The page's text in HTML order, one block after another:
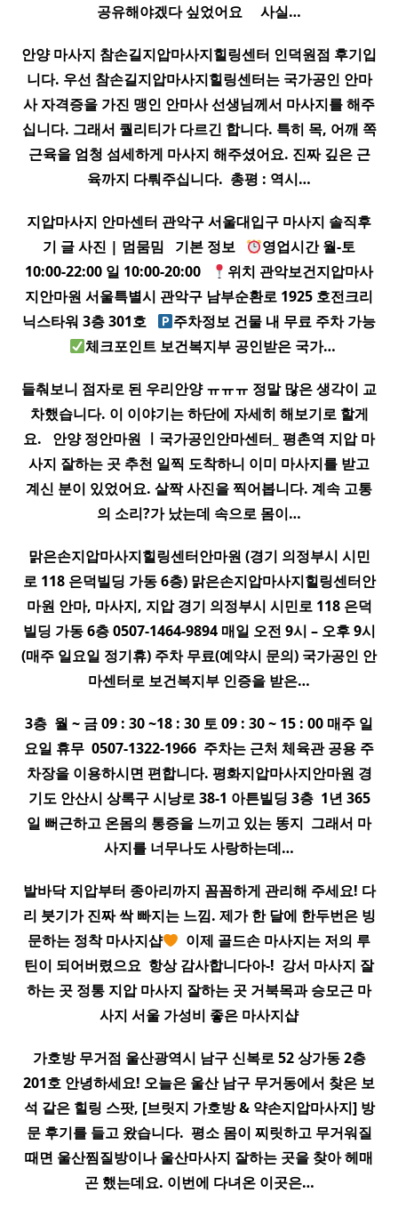
공유해야겠다 싶었어요 ​ ​ ​ ​ 사실…
안양마사지 참손길지압마사지힐링센터 인덕원점 후기입
니다. 우선 참손길지압마사지힐링센터는 국가공인 안마
사 자격증을 가진 맹인 안마사 선생님께서 마사지를 해주
십니다. 그래서 퀄리티가 다르긴 합니다. 특히 목, 어깨 쪽
근육을 엄청 섬세하게 마사지 해주셨어요. 진짜 깊은 근
육까지 다뤄주십니다. ​ 총평 : 역시…
지압마사지 안마센터 관악구 서울대입구 마사지 솔직후
기 글 사진 | 멈뭄밈 ​ ​ 기본 정보 ​ ​
영업시간 월-토
10:00-22:00 일 10:00-20:00 ​ ​
위치 관악보건지압마사
지안마원 서울특별시 관악구 남부순환로 1925 호전크리
닉스타워 3층 301호 ​ ​
주차정보 건물 내 무료 주차 가능
체크포인트 보건복지부 공인받은 국가…
들춰보니 점자로 된 우리안양 ㅠㅠㅠ 정말 많은 생각이 교
차했습니다. 이 이야기는 하단에 자세히 해보기로 할게
요. ​ ​ 안양 정안마원 ㅣ국가공인안마센터_ 평촌역 지압 마
사지 잘하는 곳 추천 일찍 도착하니 이미 마사지를 받고
계신 분이 있었어요. 살짝 사진을 찍어봅니다. 계속 고통
의 소리?가 났는데 속으로 몸이…
맑은손지압마사지힐링센터안마원 (경기 의정부시 시민
로 118 은덕빌딩 가동 6층) 맑은손지압마사지힐링센터안
마원 안마, 마사지, 지압경기 의정부시 시민로 118 은덕
빌딩 가동 6층 0507-1464-9894 매일 오전 9시 – 오후 9시
(매주 일요일 정기휴) 주차 무료(예약시 문의) 국가공인 안
마센터로 보건복지부 인증을 받은…
3층 ​ 월 ~ 금 09 : 30 ~18 : 30 토 09 : 30 ~ 15 : 00 매주 일
요일 휴무 ​ 0507-1322-1966 ​ 주차는 근처 체육관 공용 주
차장을 이용하시면 편합니다. 평화지압마사지안마원 경
기도 안산시 상록구 시낭로 38-1 아튼빌딩 3층 ​ 1년 365
일 뻐근하고 온몸의 통증을 느끼고 있는 똥지 ​ 그래서 마
사지를 너무나도 사랑하는데…
발바닥지압부터 종아리까지 꼼꼼하게 관리해 주세요! 다
리 붓기가 진짜 싹 빠지는 느낌. 제가 한 달에 한두번은 빙
문하는 정착마사지샵 ​ 이제 골드손 마사지는 저의 루
틴이 되어버렸으요 ​ 항상 감사합니다아-! ​ 강서 마사지 잘
하는 곳 정통 지압 마사지 잘하는 곳 거북목과 승모근 마
사지 서울 가성비 좋은 마사지샵
가호방 무거점 울산광역시 남구 신복로 52 상가동 2층
201호 안녕하세요! 오늘은 울산 남구 무거동에서 찾은 보
석 같은 힐링 스팟, [브릿지 가호방 & 약손지압마사지] 방
문 후기를 들고 왔습니다. ​ 평소 몸이 찌릿하고 무거워질
때면 울산찜질방이나 울산마사지 잘하는 곳을 찾아 헤매
곤 했는데요. 이번에 다녀온 이곳은…